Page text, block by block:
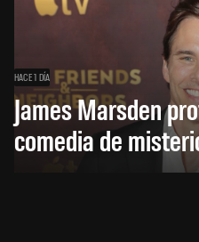
HACE 1 DÍA
James Marsden
comedia de